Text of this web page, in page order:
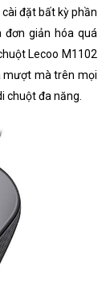
đặt bất kỳ phần
đơn giản hóa quá
Lecoo M1102
mượt mà trên mọi
chuột đa năng.